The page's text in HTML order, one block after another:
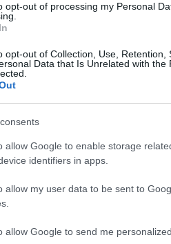
opt-out of processing my Personal
opt-out of Collection, Use, Retention,
Data that Is Unrelated with the
allow Google to enable storage
identifiers in apps.
allow my user data to be sent to
allow Google to send me